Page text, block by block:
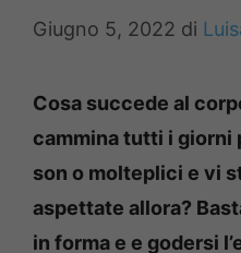
Giugno 5, 2022 di
Cosa succede al
cammina tutti i giorni
son o molteplici e vi
aspettate allora?
in forma e e godersi